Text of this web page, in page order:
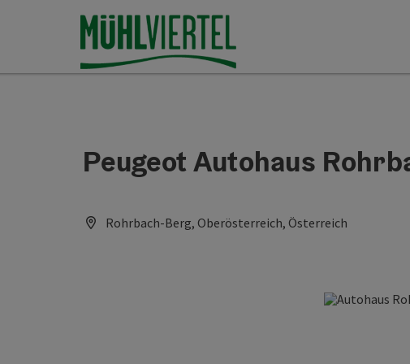
Accesskey
[0]
Navigatie Accesskey
[1]
PaginabeginAccesskey
[2]
Peugeot Autohaus
Rohrbach-Berg, Oberösterreich, Österreich